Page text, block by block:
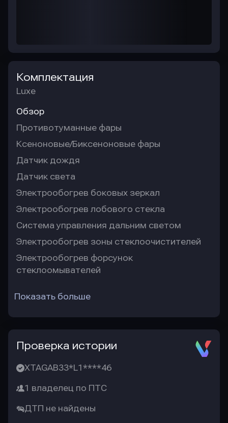
Комплектация
Luxe
Обзор
Противотуманные фары
Ксеноновые/Биксеноновые фары
Датчик дождя
Датчик света
Электрообогрев боковых зеркал
Электрообогрев лобового стекла
Система управления дальним светом
Электрообогрев зоны стеклоочистителей
Электрообогрев форсунок
стеклоомывателей
Показать больше
Проверка истории
XTAGAB33*L1****46
1 владелец по ПТС
ДТП не найдены